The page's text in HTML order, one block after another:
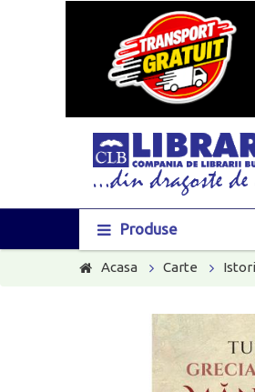
Produse
Acasa Carte